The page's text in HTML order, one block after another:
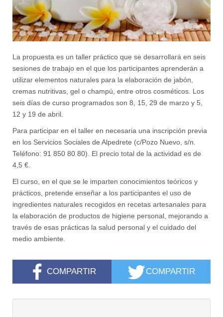
La propuesta es un taller práctico que se desarrollará en seis
sesiones de trabajo en el que los participantes aprenderán a
utilizar elementos naturales para la elaboración de jabón,
cremas nutritivas, gel o champú, entre otros cosméticos. Los
seis días de curso programados son 8, 15, 29 de marzo y 5,
12 y 19 de abril.
Para participar en el taller en necesaria una inscripción previa
en los Servicios Sociales de Alpedrete (c/Pozo Nuevo, s/n.
Teléfono: 91 850 80 80). El precio total de la actividad es de
4,5 €.
El curso, en el que se le imparten conocimientos teóricos y
prácticos, pretende enseñar a los participantes el uso de
ingredientes naturales recogidos en recetas artesanales para
la elaboración de productos de higiene personal, mejorando a
través de esas prácticas la salud personal y el cuidado del
medio ambiente.
COMPARTIR COMPARTIR